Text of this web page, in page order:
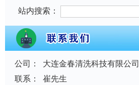
站内搜索：
公司：
大连金春清洗科技有限公司
联系：
崔先生